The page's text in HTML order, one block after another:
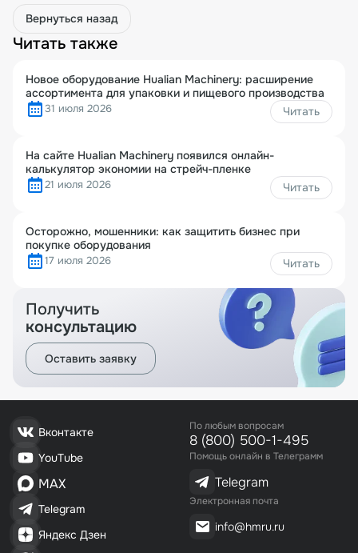
Вернуться назад
Читать также
Новое оборудование Hualian Machinery: расширение
ассортимента для упаковки и пищевого производства
31 июля 2026 Читать
На сайте Hualian Machinery появился онлайн-
калькулятор экономии на стрейч-пленке
21 июля 2026 Читать
Осторожно, мошенники: как защитить бизнес при
покупке оборудования
17 июля 2026 Читать
Получить
консультацию
Оставить заявку
Вконтакте
YouTube
MAX
Telegram
Яндекс Дзен
По любым вопросам
8 (800) 500-1-495
Помощь онлайн в Телеграмм
Telegram
Электронная почта
info@hmru.ru